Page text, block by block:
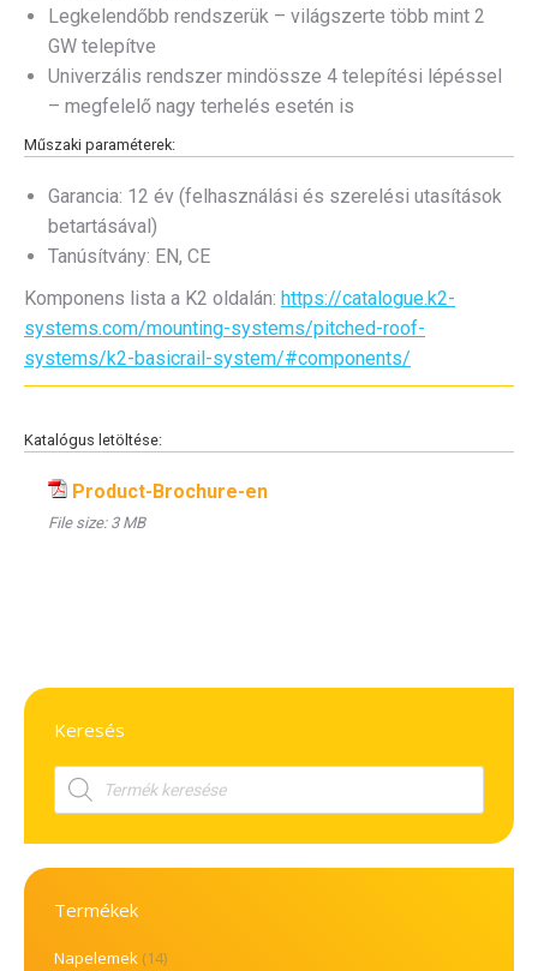
Legkelendőbb rendszerük – világszerte több mint 2
GW telepítve
Univerzális rendszer mindössze 4 telepítési lépéssel
– megfelelő nagy terhelés esetén is
Műszaki paraméterek:
Garancia: 12 év (felhasználási és szerelési utasítások
betartásával)
Tanúsítvány: EN, CE
Komponens lista a K2 oldalán: https://catalogue.k2-
systems.com/mounting-systems/pitched-roof-
systems/k2-basicrail-system/#components/
Katalógus letöltése:
Product-Brochure-en
File size:3 MB
Keresés
Products
search
Termékek
Napelemek (14)